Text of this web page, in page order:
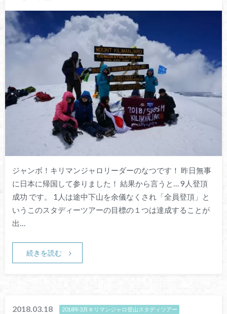
ジャンボ！キリマンジャロリーダーのなつです！ 昨日無事
に日本に帰国して参りました！ 結果から言うと… 9人登頂
成功 です。 1人は途中下山を余儀なくされ「全員登頂」と
いうこのスタディーツアーの目標の１つは達成することが
出…
続きを読む
2018.03.18 2018年3月キリマンジャロ登山スタディツアー